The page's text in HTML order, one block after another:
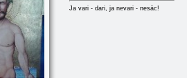
Ja vari - dari, ja nevari - nesāc!